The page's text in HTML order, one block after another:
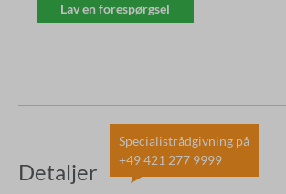
Lav en forespørgsel
Detaljer
Specialistrådgivning på
+49 421 277 9999